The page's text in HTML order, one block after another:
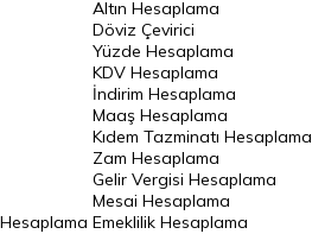
İsveç Kronu Kuru
Japon Yeni Kuru
Serbest Piyasa Döviz Kurları
Merkez Bankası Döviz Kurları
Altın Fiyatları
Hesaplama
Altın Hesaplama
Döviz Çevirici
Yüzde Hesaplama
KDV Hesaplama
İndirim Hesaplama
Maaş Hesaplama
Kıdem Tazminatı Hesaplama
Zam Hesaplama
Gelir Vergisi Hesaplama
Mesai Hesaplama
Emeklilik Hesaplama